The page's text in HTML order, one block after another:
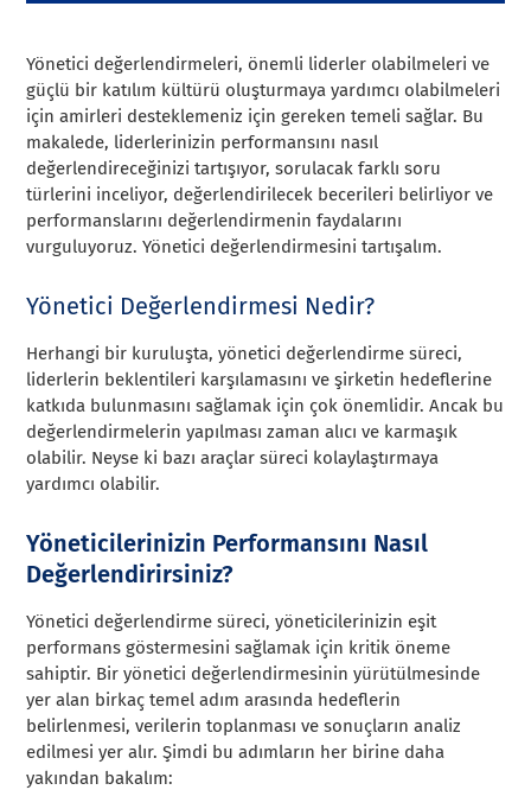
Yönetici değerlendirmeleri, önemli liderler olabilmeleri ve
güçlü bir katılım kültürü oluşturmaya yardımcı olabilmeleri
için amirleri desteklemeniz için gereken temeli sağlar. Bu
makalede, liderlerinizin performansını nasıl
değerlendireceğinizi tartışıyor, sorulacak farklı soru
türlerini inceliyor, değerlendirilecek becerileri belirliyor ve
performanslarını değerlendirmenin faydalarını
vurguluyoruz. Yönetici değerlendirmesini tartışalım.
Yönetici Değerlendirmesi Nedir?
Herhangi bir kuruluşta, yönetici değerlendirme süreci,
liderlerin beklentileri karşılamasını ve şirketin hedeflerine
katkıda bulunmasını sağlamak için çok önemlidir. Ancak bu
değerlendirmelerin yapılması zaman alıcı ve karmaşık
olabilir. Neyse ki bazı araçlar süreci kolaylaştırmaya
yardımcı olabilir.
Yöneticilerinizin Performansını Nasıl
Değerlendirirsiniz?
Yönetici değerlendirme süreci, yöneticilerinizin eşit
performans göstermesini sağlamak için kritik öneme
sahiptir. Bir yönetici değerlendirmesinin yürütülmesinde
yer alan birkaç temel adım arasında hedeflerin
belirlenmesi, verilerin toplanması ve sonuçların analiz
edilmesi yer alır. Şimdi bu adımların her birine daha
yakından bakalım: